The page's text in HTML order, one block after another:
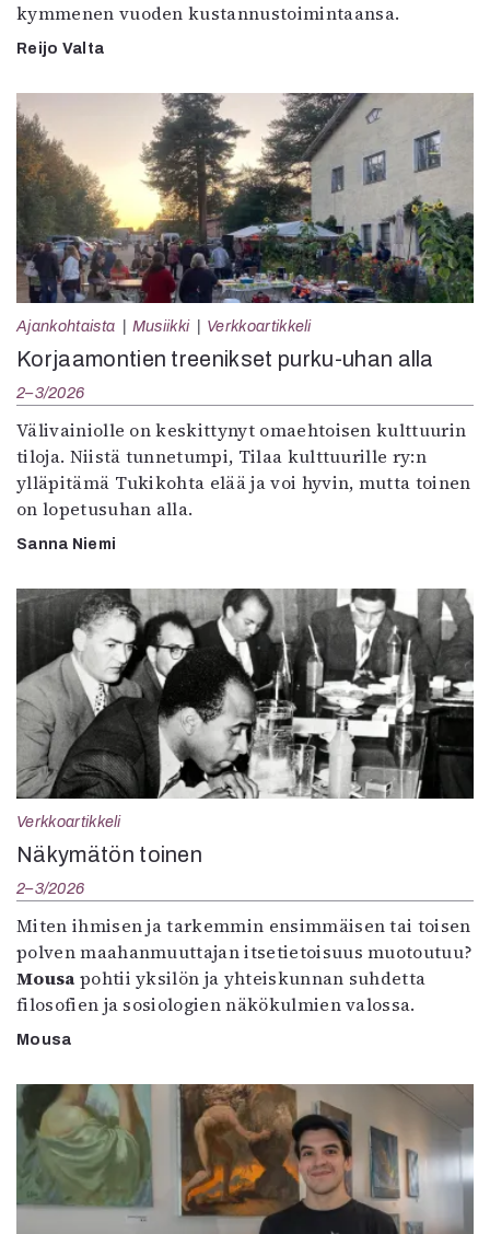
kymmenen vuoden kustannustoimintaansa.
Reijo Valta
Ajankohtaista Musiikki Verkkoartikkeli
Korjaamontien treenikset purku-uhan alla
2–3/2026
Välivainiolle on keskittynyt omaehtoisen kulttuurin
tiloja. Niistä tunnetumpi, Tilaa kulttuurille ry:n
ylläpitämä Tukikohta elää ja voi hyvin, mutta toinen
on lopetusuhan alla.
Sanna Niemi
Verkkoartikkeli
Näkymätön toinen
2–3/2026
Miten ihmisen ja tarkemmin ensimmäisen tai toisen
polven maahanmuuttajan itsetietoisuus muotoutuu?
Mousa pohtii yksilön ja yhteiskunnan suhdetta
filosofien ja sosiologien näkökulmien valossa.
Mousa